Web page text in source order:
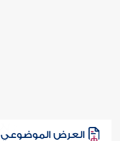
العرض الموضوعي